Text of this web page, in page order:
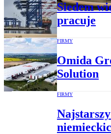
Siedem
pracuje
FIRMY
Omida
Solution
FIRMY